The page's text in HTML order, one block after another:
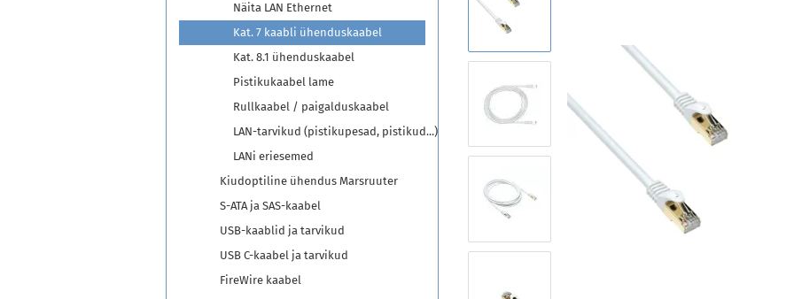
Näita LAN Ethernet
Kat. 7 kaabli ühenduskaabel
Kat. 8.1 ühenduskaabel
Pistikukaabel lame
Rullkaabel / paigalduskaabel
LAN-tarvikud (pistikupesad, pistikud...)
LANi eriesemed
Kiudoptiline ühendus Marsruuter
S-ATA ja SAS-kaabel
USB-kaablid ja tarvikud
USB C-kaabel ja tarvikud
FireWire kaabel